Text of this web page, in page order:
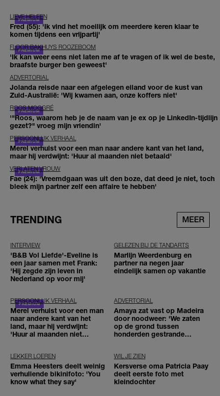
LIEVE HELEEN
Fred (55): 'Ik vind het moeilijk om meerdere keren klaar te
komen tijdens een vrijpartij'
FLOOR BAKHUYS ROOZEBOOM
'Ik kan weer eens niet laten me af te vragen of ik wel de beste,
braafste burger ben geweest'
ADVERTORIAL
Jolanda reisde naar een afgelegen eiland voor de kust van
Zuid-Australië: 'Wij kwamen aan, onze koffers niet'
ROOS MOGGRÉ
'"Roos, waarom heb je de naam van je ex op je LinkedIn-tijdlijn
gezet?" vroeg mijn vriendin'
PERSOONLIJK VERHAAL
Merel verhuist voor een man naar andere kant van het land,
maar hij verdwijnt: 'Huur al maanden niet betaald'
VERLATEN VROUW
Fae (24): 'Vreemdgaan was uit den boze, dat deed je niet, toch
bleek mijn partner zelf een affaire te hebben'
TRENDING MEER
INTERVIEW
'B&B Vol Liefde'-Eveline is
een jaar samen met Frank:
'Hij zegde zijn leven in
Nederland op voor mij'
GELEZEN BIJ DE TANDARTS
Marlijn Weerdenburg en
partner na negen jaar
eindelijk samen op vakantie
PERSOONLIJK VERHAAL
Merel verhuist voor een man
naar andere kant van het
land, maar hij verdwijnt:
'Huur al maanden niet
ADVERTORIAL
Amaya zat vast op Madeira
door noodweer: 'We zaten
op de grond tussen
honderden gestrande
LEKKER LOEREN
Emma Heesters deelt weinig
verhullende bikinifoto: 'You
know what they say'
WIL JE ZIEN
Kersverse oma Patricia Paay
deelt eerste foto met
kleindochter